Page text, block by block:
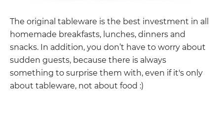
The original tableware is the best investment in all
homemade breakfasts, lunches, dinners and
snacks. In addition, you don’t have to worry about
sudden guests, because there is always
something to surprise them with, even if it's only
about tableware, not about food :)